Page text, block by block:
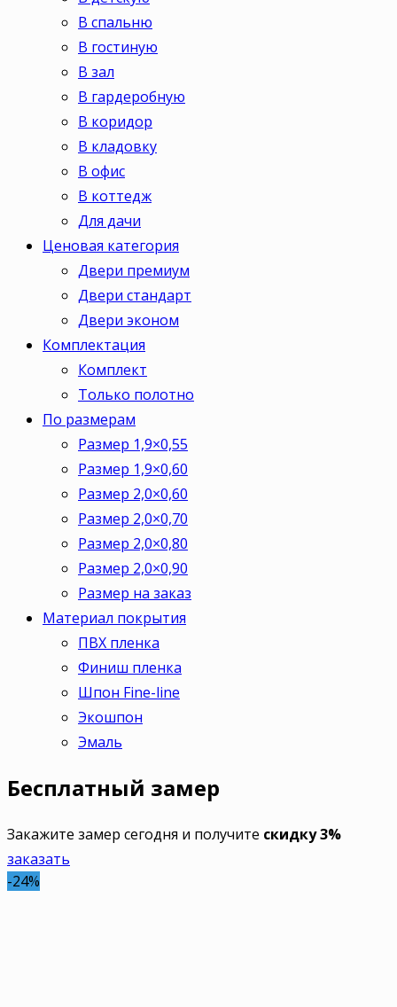
В спальню
В гостиную
В зал
В гардеробную
В коридор
В кладовку
В офис
В коттедж
Для дачи
Ценовая категория
Двери премиум
Двери стандарт
Двери эконом
Комплектация
Комплект
Только полотно
По размерам
Размер 1,9×0,55
Размер 1,9×0,60
Размер 2,0×0,60
Размер 2,0×0,70
Размер 2,0×0,80
Размер 2,0×0,90
Размер на заказ
Материал покрытия
ПВХ пленка
Финиш пленка
Шпон Fine-line
Экошпон
Эмаль
Бесплатный замер
Закажите замер сегодня и получите скидку 3%
заказать
-24%